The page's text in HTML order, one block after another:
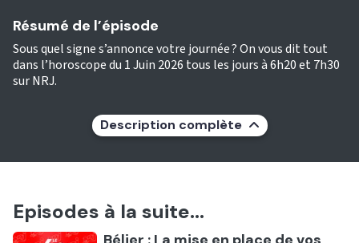
Résumé de l’épisode
Sous quel signe s’annonce votre journée ? On vous dit tout
dans l’horoscope du 1 Juin 2026 tous les jours à 6h20 et 7h30
sur NRJ.
Description complète
Episodes à la suite...
Ecouter